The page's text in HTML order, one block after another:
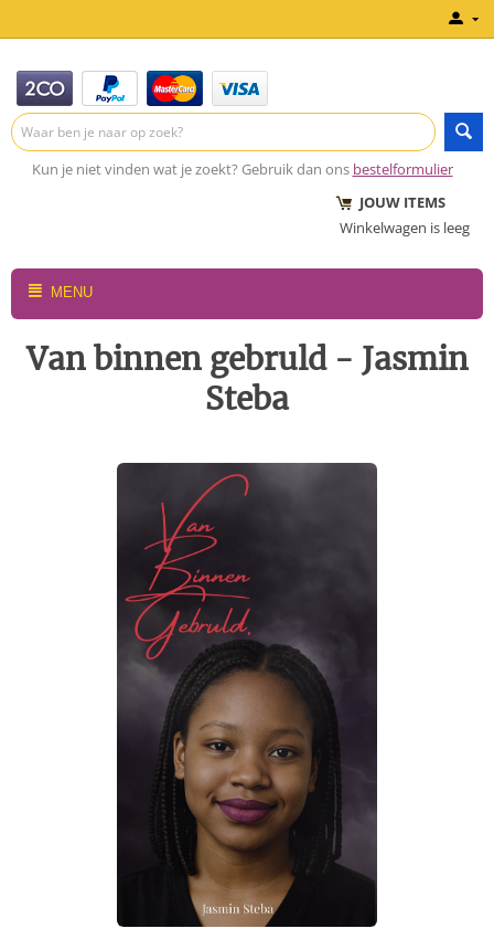
Kun je niet vinden wat je zoekt? Gebruik dan ons bestelformulier
JOUW ITEMS
Winkelwagen is leeg
MENU
Van binnen gebruld - Jasmin
Steba